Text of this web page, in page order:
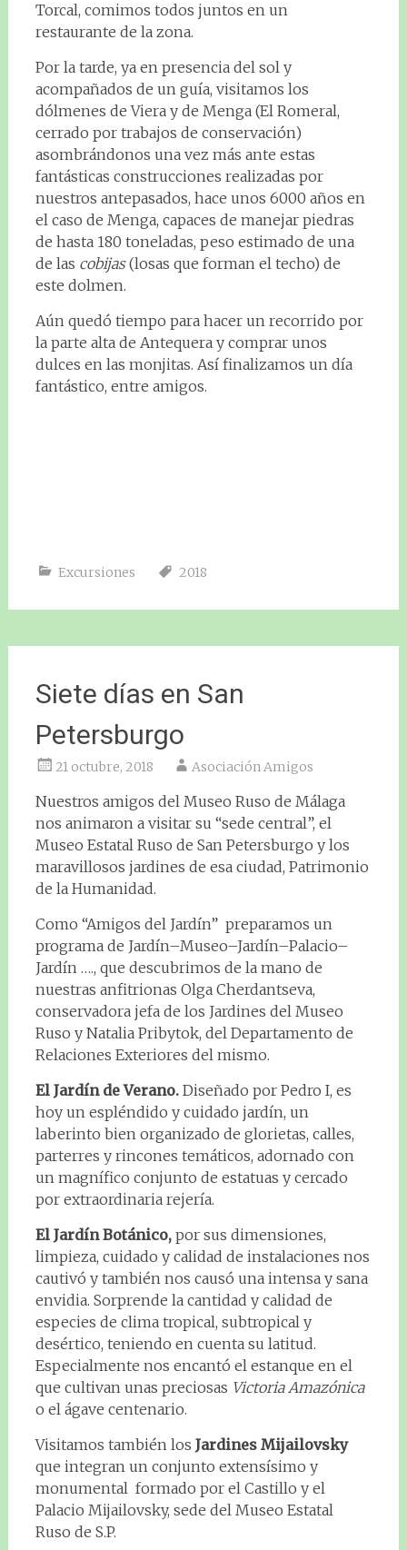
Torcal, comimos todos juntos en un
restaurante de la zona.
Por la tarde, ya en presencia del sol y
acompañados de un guía, visitamos los
dólmenes de Viera y de Menga (El Romeral,
cerrado por trabajos de conservación)
asombrándonos una vez más ante estas
fantásticas construcciones realizadas por
nuestros antepasados, hace unos 6000 años en
el caso de Menga, capaces de manejar piedras
de hasta 180 toneladas, peso estimado de una
de las cobijas(losas que forman el techo) de
este dolmen.
Aún quedó tiempo para hacer un recorrido por
la parte alta de Antequera y comprar unos
dulces en las monjitas. Así finalizamos un día
fantástico, entre amigos.
Excursiones 2018
Siete días en San
Petersburgo
21 octubre, 2018 Asociación Amigos
Nuestros amigos del Museo Ruso de Málaga
nos animaron a visitar su “sede central”, el
Museo Estatal Ruso de San Petersburgo y los
maravillosos jardines de esa ciudad, Patrimonio
de la Humanidad.
Como “Amigos del Jardín” preparamos un
programa de Jardín–Museo–Jardín–Palacio–
Jardín …., que descubrimos de la mano de
nuestras anfitrionas Olga Cherdantseva,
conservadora jefa de los Jardines del Museo
Ruso y Natalia Pribytok, del Departamento de
Relaciones Exteriores del mismo.
El Jardín de Verano. Diseñado por Pedro I, es
hoy un espléndido y cuidado jardín, un
laberinto bien organizado de glorietas, calles,
parterres y rincones temáticos, adornado con
un magnífico conjunto de estatuas y cercado
por extraordinaria rejería.
El Jardín Botánico,por sus dimensiones,
limpieza, cuidado y calidad de instalaciones nos
cautivó y también nos causó una intensa y sana
envidia. Sorprende la cantidad y calidad de
especies de clima tropical, subtropical y
desértico, teniendo en cuenta su latitud.
Especialmente nos encantó el estanque en el
que cultivan unas preciosas Victoria Amazónica
o el ágave centenario.
Visitamos también los Jardines Mijailovsky
que integran un conjunto extensísimo y
monumental formado por el Castillo y el
Palacio Mijailovsky, sede del Museo Estatal
Ruso de S.P.